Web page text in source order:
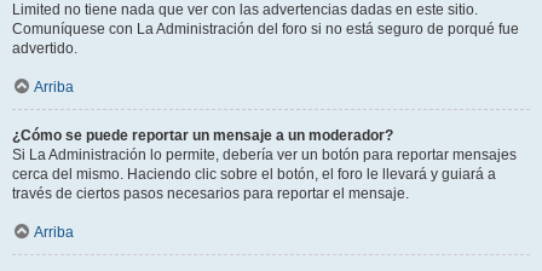
Limited no tiene nada que ver con las advertencias dadas en este sitio.
Comuníquese con La Administración del foro si no está seguro de porqué fue
advertido.
Arriba
¿Cómo se puede reportar un mensaje a un moderador?
Si La Administración lo permite, debería ver un botón para reportar mensajes
cerca del mismo. Haciendo clic sobre el botón, el foro le llevará y guiará a
través de ciertos pasos necesarios para reportar el mensaje.
Arriba